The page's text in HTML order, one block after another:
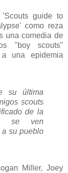
guide to
como reza
una comedia de
"boy scouts"
una epidemia
su última
scouts
de la
se ven
su pueblo
Miller, Joey